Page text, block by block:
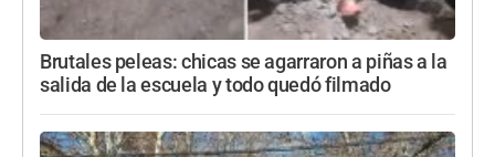
Brutales peleas: chicas se agarraron a piñas a la
salida de la escuela y todo quedó filmado